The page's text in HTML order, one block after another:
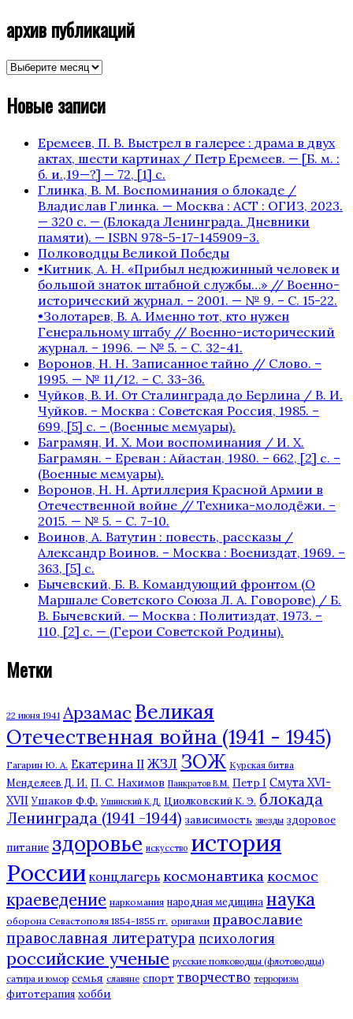
архив публикаций
архив
Новые записи
Еремеев, П. В. Выстрел в галерее : драма в двух
актах, шести картинах / Петр Еремеев. — [Б. м. :
б. и.,19—?] — 72, [1] с.
Глинка, В. М. Воспоминания о блокаде /
Владислав Глинка. — Москва : АСТ : ОГИЗ, 2023.
— 320 с. — (Блокада Ленинграда. Дневники
памяти). — ISBN 978-5-17-145909-3.
Полководцы Великой Победы
•Китник, А. Н. «Прибыл недюжинный человек и
большой знаток штабной службы…» // Военно-
исторический журнал. – 2001. — № 9. – С. 15-22.
•Золотарев, В. А. Именно тот, кто нужен
Генеральному штабу // Военно-исторический
журнал. – 1996. — № 5. – С. 32-41.
Воронов, Н. Н. Записанное тайно // Слово. –
1995. — № 11/12. – С. 33-36.
Чуйков, В. И. От Сталинграда до Берлина / В. И.
Чуйков. – Москва : Советская Россия, 1985. –
699, [5] с. – (Военные мемуары).
Баграмян, И. Х. Мои воспоминания / И. Х.
Баграмян. – Ереван : Айастан, 1980. – 662, [2] c. –
(Военные мемуары).
Воронов, Н. Н. Артиллерия Красной Армии в
Отечественной войне // Техника-молодёжи. –
2015. — № 5. – С. 7-10.
Воинов, А. Ватутин : повесть, рассказы /
Александр Воинов. – Москва : Воениздат, 1969. –
363, [5] с.
Бычевский, Б. В. Командующий фронтом (О
Маршале Советского Союза Л. А. Говорове) / Б.
В. Бычевский. — Москва : Политиздат, 1973. –
110, [2] с. — (Герои Советской Родины).
Метки
22 июня 1941 Арзамас Великая
Отечественная война (1941 - 1945)
Гагарин Ю. А. Екатерина II ЖЗЛ ЗОЖ Курская битва
Менделеев Д. И. П. С. Нахимов Панкратов В.М. Петр I Смута XVI-
XVII Ушаков Ф.Ф. Ушинский К.Д. Циолковский К. Э. блокада
Ленинграда (1941 -1944) зависимость звезды здоровое
питание здоровье искусство история
России концлагерь космонавтика космос
краеведение наркомания народная медицина наука
оборона Севастополя 1854-1855 гг. оригами православие
православная литература психология
российские ученые русские полководцы (флотоводцы)
сатира и юмор семья славяне спорт творчество терроризм
фитотерапия хобби